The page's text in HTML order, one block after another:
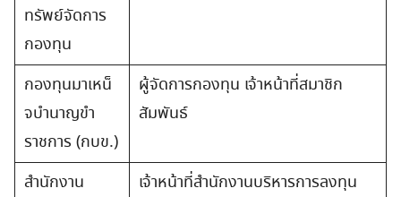
ทรัพย์จัดการ
กองทุน
กองทุนมาเหน็
จบำนาญขำ
ราชการ (กบข.)
ผู้จัดการกองทุน เจ้าหน้าที่สมาชิก
สัมพันธ์
สำนักงาน
เจ้าหน้าที่สำนักงานบริหารการลงทุน